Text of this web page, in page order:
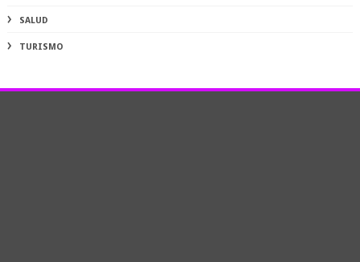
SALUD
TURISMO